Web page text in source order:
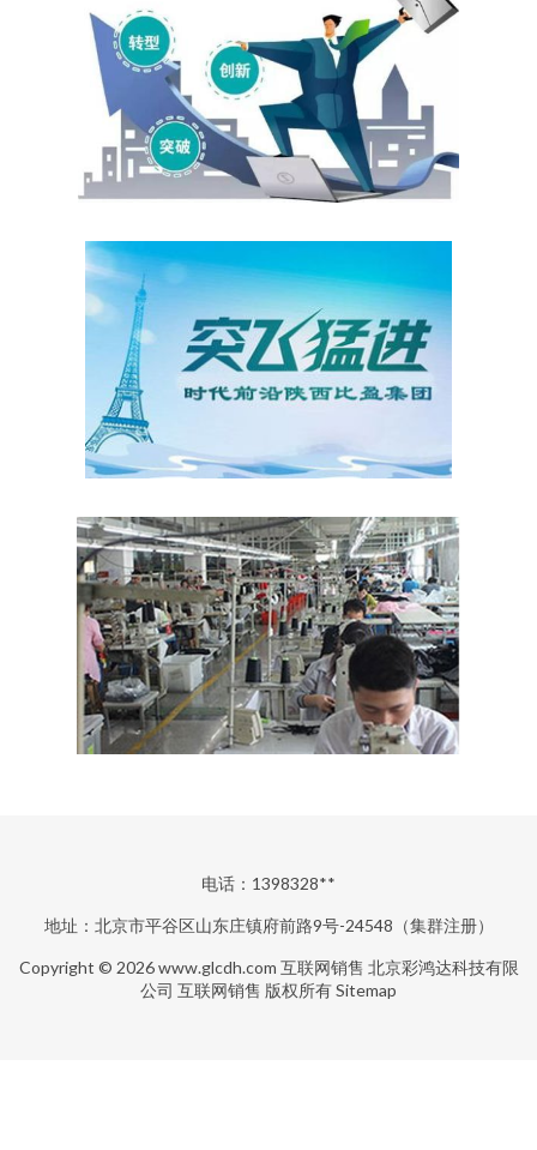
电话：1398328**
地址：北京市平谷区山东庄镇府前路9号-24548（集群注册）
Copyright © 2026www.glcdh.com 互联网销售 北京彩鸿达科技有限
公司 互联网销售 版权所有Sitemap